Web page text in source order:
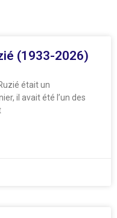
(1933-2026)
était un
il avait été l’un des